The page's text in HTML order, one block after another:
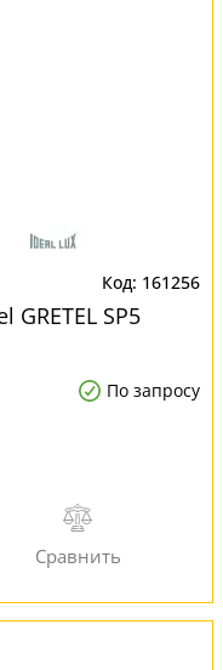
161256
GRETEL SP5
По запросу